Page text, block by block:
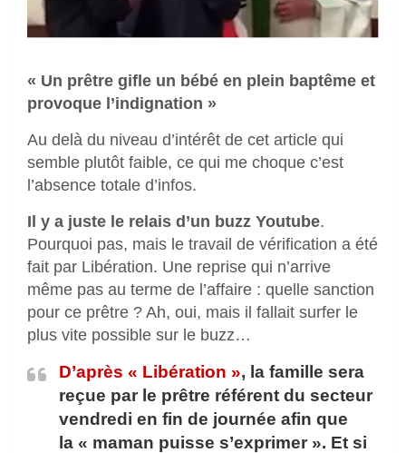
« Un prêtre gifle un bébé en plein baptême et
provoque l’indignation »
Au delà du niveau d’intérêt de cet article qui
semble plutôt faible, ce qui me choque c’est
l’absence totale d’infos.
Il y a juste le relais d’un buzz Youtube.
Pourquoi pas, mais le travail de vérification a été
fait par Libération. Une reprise qui n’arrive
même pas au terme de l’affaire : quelle sanction
pour ce prêtre ? Ah, oui, mais il fallait surfer le
plus vite possible sur le buzz…
D’après « Libération », la famille sera
reçue par le prêtre référent du secteur
vendredi en fin de journée afin que
la « maman puisse s’exprimer ». Et si